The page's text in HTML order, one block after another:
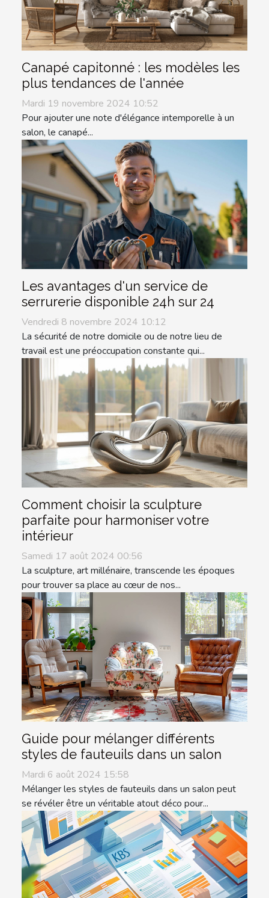
Canapé capitonné : les modèles les
plus tendances de l'année
Mardi 19 novembre 2024 10:52
Pour ajouter une note d'élégance intemporelle à un
salon, le canapé...
Les avantages d'un service de
serrurerie disponible 24h sur 24
Vendredi 8 novembre 2024 10:12
La sécurité de notre domicile ou de notre lieu de
travail est une préoccupation constante qui...
Comment choisir la sculpture
parfaite pour harmoniser votre
intérieur
Samedi 17 août 2024 00:56
La sculpture, art millénaire, transcende les époques
pour trouver sa place au cœur de nos...
Guide pour mélanger différents
styles de fauteuils dans un salon
Mardi 6 août 2024 15:58
Mélanger les styles de fauteuils dans un salon peut
se révéler être un véritable atout déco pour...